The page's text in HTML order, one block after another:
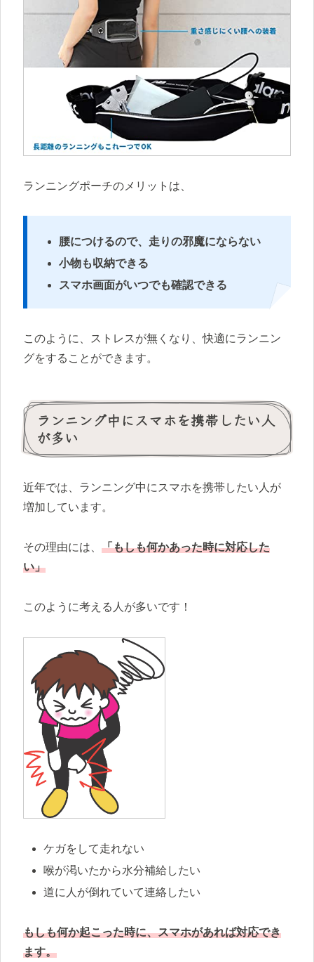
ランニングポーチのメリットは、
腰につけるので、走りの邪魔にならない
小物も収納できる
スマホ画面がいつでも確認できる
このように、ストレスが無くなり、快適にランニン
グをすることができます。
ランニング中にスマホを携帯したい人
が多い
近年では、ランニング中にスマホを携帯したい人が
増加しています。
その理由には、 「もしも何かあった時に対応した
い」
このように考える人が多いです！
ケガをして走れない
喉が渇いたから水分補給したい
道に人が倒れていて連絡したい
もしも何か起こった時に、スマホがあれば対応でき
ます。